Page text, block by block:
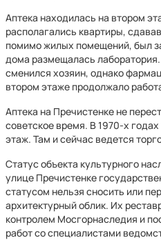
Аптека находилась на втором
располагались квартиры,
помимо жилых помещений, был
дома размещалась
сменился хозяин, однако
втором этаже продолжало
Аптека на Пречистенке не
советское время. В 1970-х
этаж. Там и сейчас ведется
Статус объекта культурного
улице Пречистенке
статусом нельзя сносить или
архитектурный облик. Их
контролем Мосгорнаследия и
работ со специалистами